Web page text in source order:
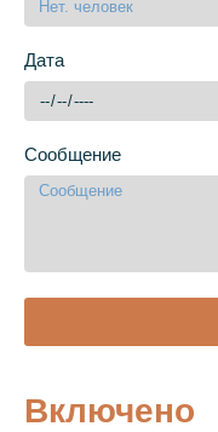
Дата
Сообщение
Включено